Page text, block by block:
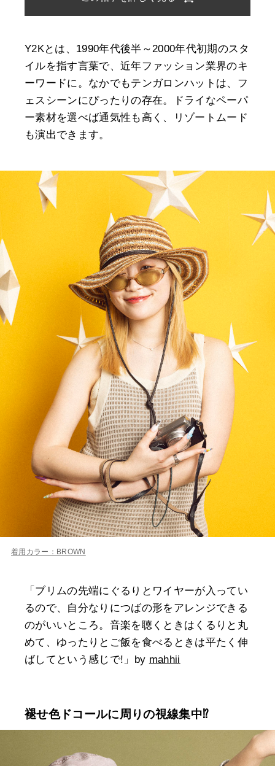
Y2Kとは、1990年代後半～2000年代初期のスタ
イルを指す言葉で、近年ファッション業界のキ
ーワードに。なかでもテンガロンハットは、フ
ェスシーンにぴったりの存在。ドライなペーパ
ー素材を選べば通気性も高く、リゾートムード
も演出できます。
着用カラー：BROWN
「ブリムの先端にぐるりとワイヤーが入ってい
るので、自分なりにつばの形をアレンジできる
のがいいところ。音楽を聴くときはくるりと丸
めて、ゆったりとご飯を食べるときは平たく伸
ばしてという感じで!」by mahhii
褪せ色ドコールに周りの視線集中⁉︎